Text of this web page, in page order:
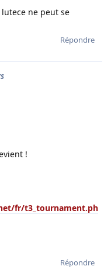
ne peut se
Répondre
!
fr/t3_tournament.ph
Répondre